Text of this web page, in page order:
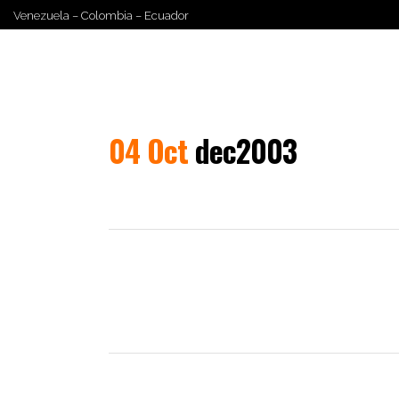
Venezuela – Colombia – Ecuador
04 Octdec2003